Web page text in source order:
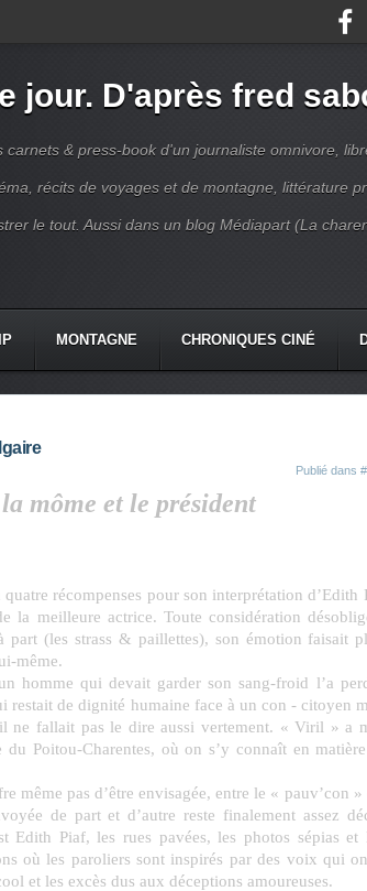
jour. D'après fred
carnets & press-book d'un journaliste omnivore,
récits de voyages et de montagne, littérature
le tout. Aussi dans un blog Médiapart (La
MONTAGNE CHRONIQUES CINÉ
Publié dans
la môme et le président
récompenses pour son interprétation d’Edith
la meilleure actrice. Toute considération
part (les strass & paillettes), son émotion faisait
même.
homme qui devait garder son sang-froid l’a
restait de dignité humaine face à un con - citoyen
ne fallait pas le dire aussi vertement. « Viril » a
Poitou-Charentes, où on s’y connaît en
même pas d’être envisagée, entre le « pauv’con »
de part et d’autre reste finalement assez
Edith Piaf, les rues pavées, les photos sépias et
où les paroliers sont inspirés par des voix qui
et les excès dus aux déceptions amoureuses.